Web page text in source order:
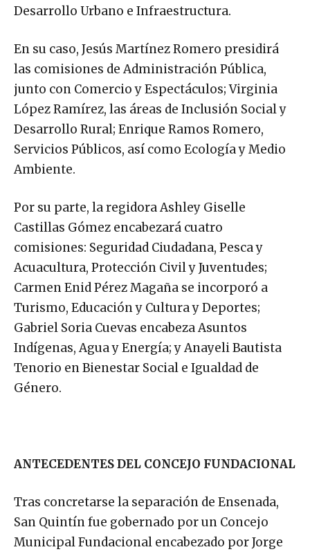
Desarrollo Urbano e Infraestructura.
En su caso, Jesús Martínez Romero presidirá
las comisiones de Administración Pública,
junto con Comercio y Espectáculos; Virginia
López Ramírez, las áreas de Inclusión Social y
Desarrollo Rural; Enrique Ramos Romero,
Servicios Públicos, así como Ecología y Medio
Ambiente.
Por su parte, la regidora Ashley Giselle
Castillas Gómez encabezará cuatro
comisiones: Seguridad Ciudadana, Pesca y
Acuacultura, Protección Civil y Juventudes;
Carmen Enid Pérez Magaña se incorporó a
Turismo, Educación y Cultura y Deportes;
Gabriel Soria Cuevas encabeza Asuntos
Indígenas, Agua y Energía; y Anayeli Bautista
Tenorio en Bienestar Social e Igualdad de
Género.
ANTECEDENTES DEL CONCEJO FUNDACIONAL
Tras concretarse la separación de Ensenada,
San Quintín fue gobernado por un Concejo
Municipal Fundacional encabezado por Jorge